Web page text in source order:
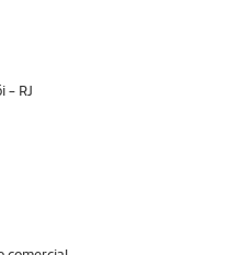
- RJ